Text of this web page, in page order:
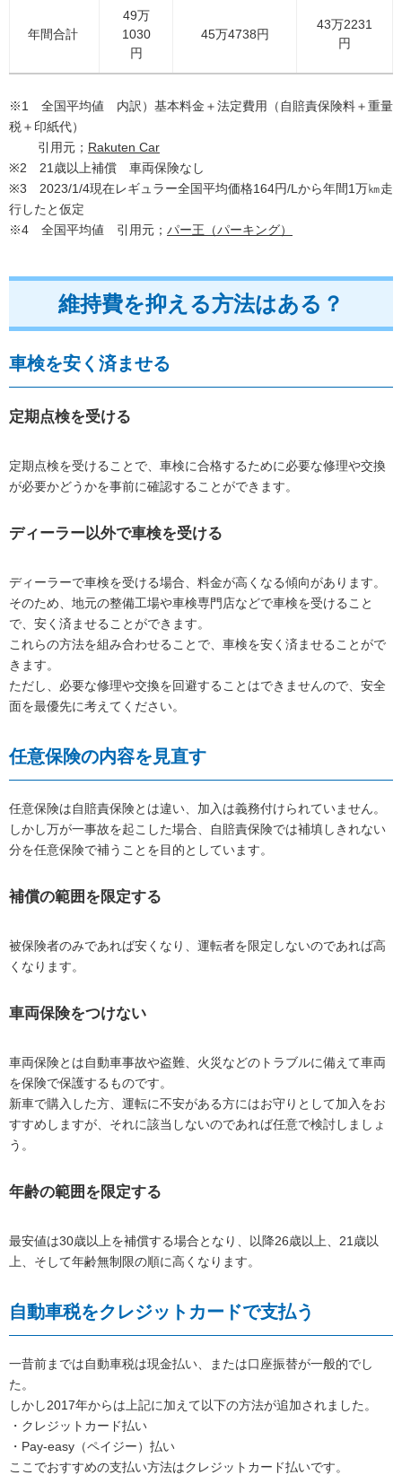
年間合計
49万
1030
円
45万4738円
43万2231
円
※1 全国平均値 内訳）基本料金＋法定費用（自賠責保険料＋重量
税＋印紙代）
引用元； Rakuten Car
※2 21歳以上補償 車両保険なし
※3 2023/1/4現在レギュラー全国平均価格164円/Lから年間1万㎞走
行したと仮定
※4 全国平均値 引用元； パー王（パーキング）
維持費を抑える方法はある？
車検を安く済ませる
定期点検を受ける
定期点検を受けることで、車検に合格するために必要な修理や交換
が必要かどうかを事前に確認することができます。
ディーラー以外で車検を受ける
ディーラーで車検を受ける場合、料金が高くなる傾向があります。
そのため、地元の整備工場や車検専門店などで車検を受けること
で、安く済ませることができます。
これらの方法を組み合わせることで、車検を安く済ませることがで
きます。
ただし、必要な修理や交換を回避することはできませんので、安全
面を最優先に考えてください。
任意保険の内容を見直す
任意保険は自賠責保険とは違い、加入は義務付けられていません。
しかし万が一事故を起こした場合、自賠責保険では補填しきれない
分を任意保険で補うことを目的としています。
補償の範囲を限定する
被保険者のみであれば安くなり、運転者を限定しないのであれば高
くなります。
車両保険をつけない
車両保険とは自動車事故や盗難、火災などのトラブルに備えて車両
を保険で保護するものです。
新車で購入した方、運転に不安がある方にはお守りとして加入をお
すすめしますが、それに該当しないのであれば任意で検討しましょ
う。
年齢の範囲を限定する
最安値は30歳以上を補償する場合となり、以降26歳以上、21歳以
上、そして年齢無制限の順に高くなります。
自動車税をクレジットカードで支払う
一昔前までは自動車税は現金払い、または口座振替が一般的でし
た。
しかし2017年からは上記に加えて以下の方法が追加されました。
・クレジットカード払い
・Pay-easy（ペイジー）払い
ここでおすすめの支払い方法はクレジットカード払いです。